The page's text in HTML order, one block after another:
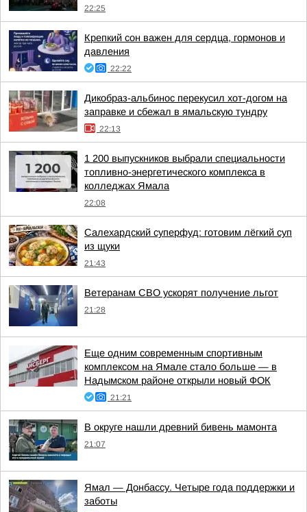
22:25
Крепкий сон важен для сердца, гормонов и
давления
22:22
Дикобраз-альбинос перекусил хот-догом на
заправке и сбежал в ямальскую тундру
22:13
1 200 выпускников выбрали специальности
топливно-энергетического комплекса в
колледжах Ямала
22:08
Салехардский суперфуд: готовим лёгкий суп
из щуки
21:43
Ветеранам СВО ускорят получение льгот
21:28
Еще одним современным спортивным
комплексом на Ямале стало больше — в
Надымском районе открыли новый ФОК
21:21
В округе нашли древний бивень мамонта
21:07
Ямал — Донбассу. Четыре года поддержки и
заботы